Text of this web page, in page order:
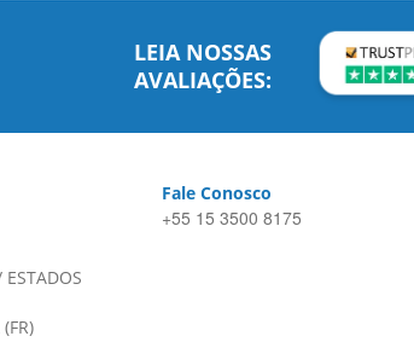
LEIA NOSSAS
AVALIAÇÕES:
ESTADOS
Fale Conosco
+55 15 3500 8175